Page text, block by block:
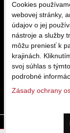
OBCHODNÉ
Obchodne
16.02.2025
Čítajte viac
Cookies
webovej stránky,
údajov o jej
nástroje a služby
môžu preniesť k
krajinách.
svoj súhlas s
podrobné
Zásady ochrany